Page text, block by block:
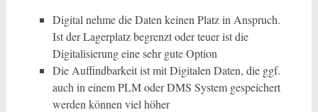
Digital nehme die Daten keinen Platz in Anspruch.
Ist der Lagerplatz begrenzt oder teuer ist die
Digitalisierung eine sehr gute Option
Die Auffindbarkeit ist mit Digitalen Daten, die ggf.
auch in einem PLM oder DMS System gespeichert
werden können viel höher